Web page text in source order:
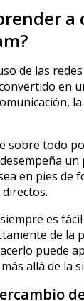
de las
en
sobre todo
un
en pies de
es
de la
puede
allá de la